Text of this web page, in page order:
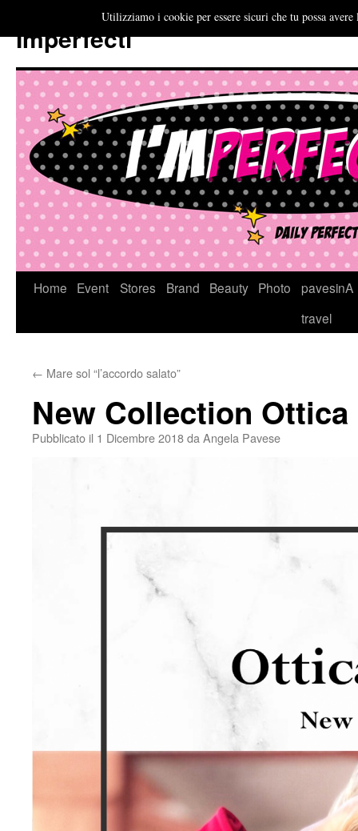
Imperfecti
VaiHome Event Stores Brand Beauty Photo
pavesinA
travel
← Mare sol “l’accordo salato”
New Collection
Pubblicato il 1 Dicembre 2018da Angela Pavese
Utilizziamo i cookie per essere sicuri che tu possa